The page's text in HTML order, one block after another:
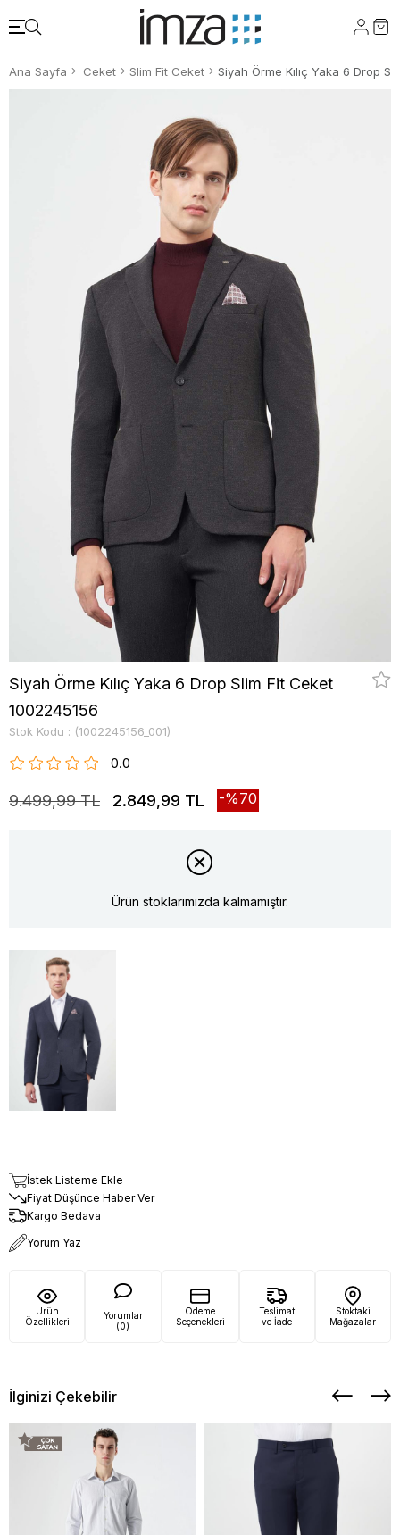
Ana Sayfa Ceket Slim Fit Ceket
Siyah Örme Kılıç Yaka 6 Drop Slim Fit Ceket
1002245156
Stok Kodu (1002245156_001)
0.0
9.499,99 TL 2.849,99 TL 70
Ürün stoklarımızda kalmamıştır.
İstek Listeme Ekle
Fiyat Düşünce Haber Ver
Kargo Bedava
Yorum Yaz
Ürün
Özellikleri
Yorumlar
(0)
Ödeme
Seçenekleri
Teslimat
ve İade
Stoktaki
Mağazalar
İlginizi Çekebilir